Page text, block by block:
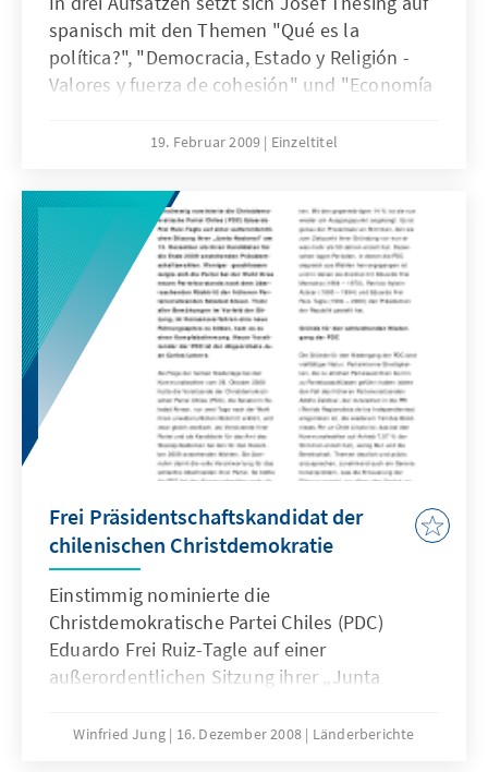
spanisch mit den Themen "Qué es la
política?", "Democracia, Estado y Religión -
Valores y fuerza de cohesión" und "Economía
19. Februar 2009 Einzeltitel
Frei Präsidentschaftskandidat der
chilenischen Christdemokratie
Einstimmig nominierte die
Christdemokratische Partei Chiles (PDC)
Eduardo Frei Ruiz-Tagle auf einer
außerordentlichen Sitzung ihrer „Junta
2009 anstehenden Präsidentschaftswahlen.
Winfried Jung 16. Dezember 2008 Länderberichte